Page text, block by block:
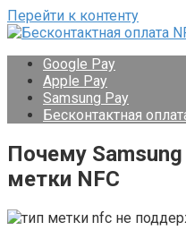
Перейти к контенту
Google Pay
Apple Pay
Samsung Pay
Бесконтактная
Почему
метки NFC